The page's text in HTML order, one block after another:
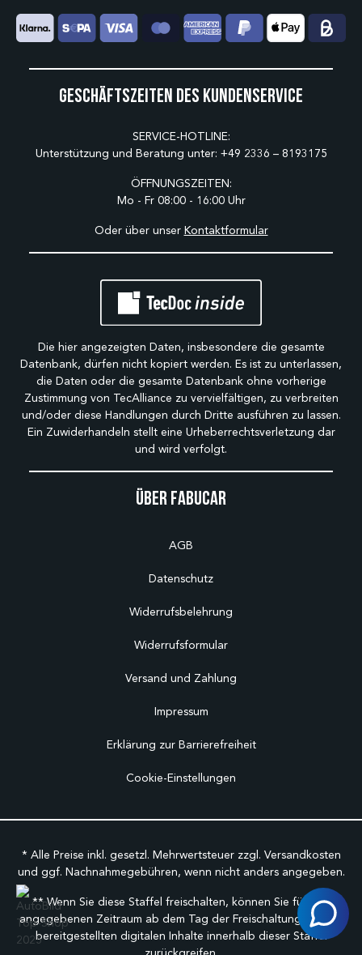
Über Fabucar
AGB
Datenschutz
Widerrufsbelehrung
Widerrufsformular
Versand und Zahlung
Impressum
Erklärung zur Barrierefreiheit
Cookie-Einstellungen
Geschäftszeiten des Kundenservice
SERVICE-HOTLINE:
Unterstützung und Beratung unter: +49 2336 – 8193175
ÖFFNUNGSZEITEN:
Mo - Fr 08:00 - 16:00 Uhr
Oder über unser Kontaktformular
Die hier angezeigten Daten, insbesondere die gesamte
Datenbank, dürfen nicht kopiert werden. Es ist zu unterlassen,
die Daten oder die gesamte Datenbank ohne vorherige
Zustimmung von TecAlliance zu vervielfältigen, zu verbreiten
und/oder diese Handlungen durch Dritte ausführen zu lassen.
Ein Zuwiderhandeln stellt eine Urheberrechtsverletzung dar
und wird verfolgt.
* Alle Preise inkl. gesetzl. Mehrwertsteuer zzgl. Versandkosten
und ggf. Nachnahmegebühren, wenn nicht anders angegeben.
** Wenn Sie diese Staffel freischalten, können Sie für den
angegebenen Zeitraum ab dem Tag der Freischaltung auf alle
bereitgestellten digitalen Inhalte innerhalb dieser Staffel